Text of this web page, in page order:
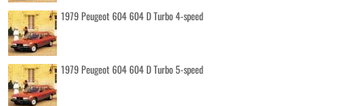
1979 Peugeot 604 604 D Turbo 4-speed
1979 Peugeot 604 604 D Turbo 5-speed